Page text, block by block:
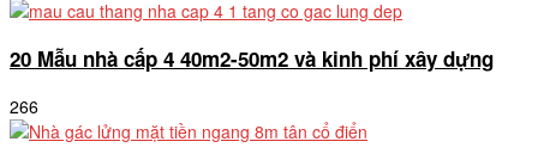
20 Mẫu nhà cấp 4 40m2-50m2 và kinh phí xây dựng
266